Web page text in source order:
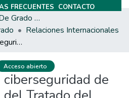
FRECUENTES CONTACTO
Trabajos Finales De Grado Y Posgrado
Relaciones Internacionales
Las políticas en ciberseguridad de la Organización del Tratado del Atlántico Norte (OTAN) Período 2008-2013
Acceso abierto
de